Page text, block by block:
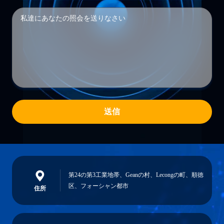
送信
住所
第24の第3工業地帯、Geanの村、Lecongの町、順徳
区、フォーシャン都市